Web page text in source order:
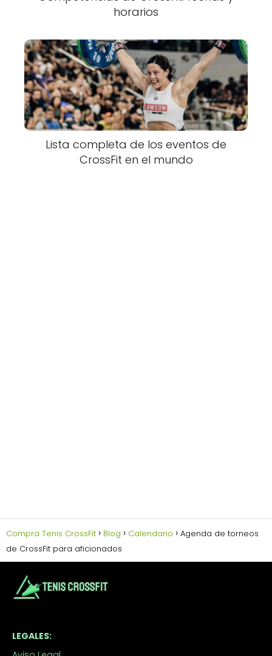
horarios
Lista completa de los eventos de
CrossFit en el mundo
Compra Tenis CrossFit Blog Calendario
Agenda de torneos
de CrossFit para aficionados
LEGALES: